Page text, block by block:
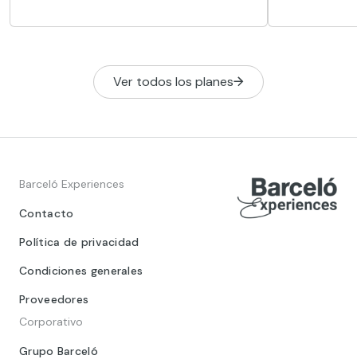
ofreciendo una experiencia inolvidable
Marruecos,
Ver todos los planes
Barceló Experiences
Contacto
Política de privacidad
Condiciones generales
Proveedores
Corporativo
Grupo Barceló